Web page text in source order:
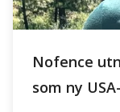
Nofence
som ny